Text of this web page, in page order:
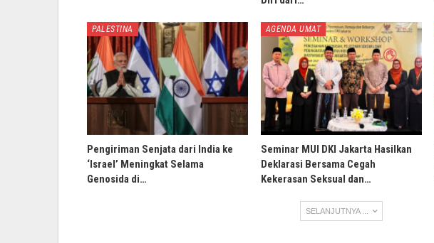
PALESTINA
Pengiriman Senjata dari India ke
‘Israel’ Meningkat Selama
Genosida di…
AGENDA UMAT
Seminar MUI DKI Jakarta Hasilkan
Deklarasi Bersama Cegah
Kekerasan Seksual dan…
SELANJUTNYA ...